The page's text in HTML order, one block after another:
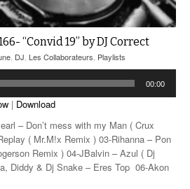
“Convid 19” by DJ Correct
, DJ, Les Collaborateurs, Playlists
00:00
| Download
– Don’t mess with my Man ( Crux
( Mr.M!x Remix ) 03-Rihanna – Pon
Remix ) 04-JBalvin – Azul ( Dj
Diddy & Dj Snake – Eres Top 06-Akon